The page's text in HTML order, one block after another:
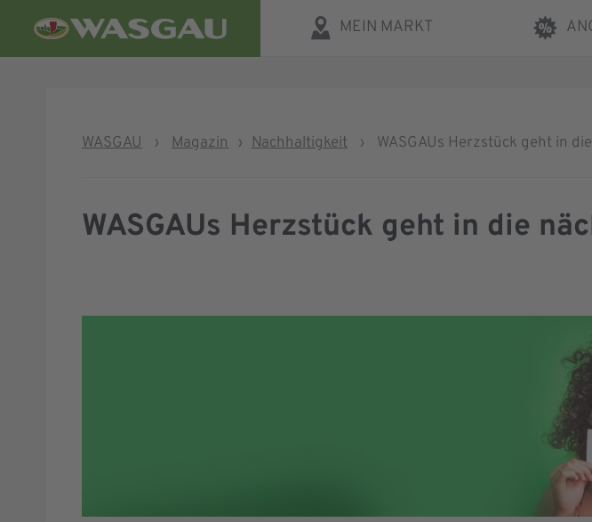
MEIN MARKT
WASGAU › Magazin › Nachhaltigkeit › WASGAUs Herzstück geht in
WASGAUs Herzstück geht in die